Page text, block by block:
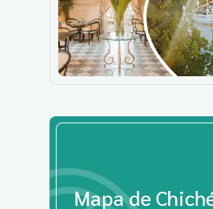
Mapa de